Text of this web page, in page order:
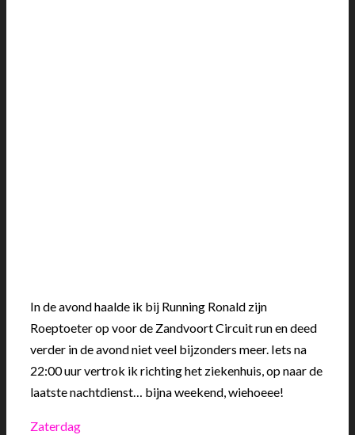
In de avond haalde ik bij Running Ronald zijn
Roeptoeter op voor de Zandvoort Circuit run en deed
verder in de avond niet veel bijzonders meer. Iets na
22:00 uur vertrok ik richting het ziekenhuis, op naar de
laatste nachtdienst… bijna weekend, wiehoeee!
Zaterdag